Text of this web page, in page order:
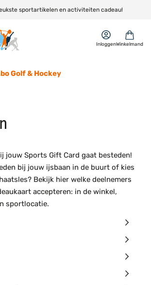
sportartikelen en activiteiten cadeau!
InloggenWinkelmand
Golf & Hockey
jouw Sports Gift Card gaat besteden!
bij jouw ijsbaan in de buurt of kies
Bekijk hier welke deelnemers
accepteren: in de winkel,
sportlocatie.